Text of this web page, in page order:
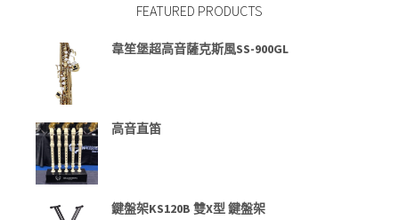
FEATURED PRODUCTS
韋笙堡超高音薩克斯風SS-900GL
高音直笛
鍵盤架KS120B 雙X型 鍵盤架